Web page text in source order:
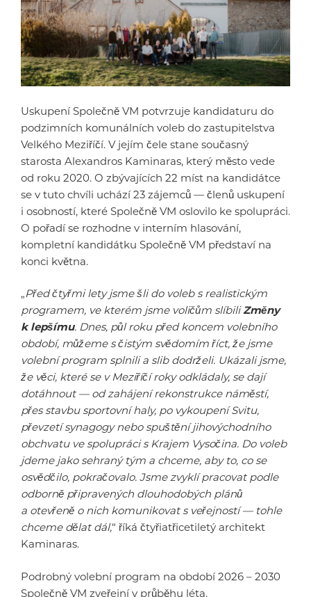
Uskupení Společně VM potvrzuje kandidaturu do
podzimních komunálních voleb do zastupitelstva
Velkého Meziříčí. V jejím čele stane současný
starosta Alexandros Kaminaras, který město vede
od roku 2020. O zbývajících 22 míst na kandidátce
se v tuto chvíli uchází 23 zájemců — členů uskupení
i osobností, které Společně VM oslovilo ke spolupráci.
O pořadí se rozhodne v interním hlasování,
kompletní kandidátku Společně VM představí na
konci května.
„Před čtyřmi lety jsme šli do voleb s realistickým
programem, ve kterém jsme voličům slíbiliZměny
k lepšímu. Dnes, půl roku před koncem volebního
období, můžeme s čistým svědomím říct, že jsme
volební program splnili a slib dodrželi. Ukázali jsme,
že věci, které se v Meziříčí roky odkládaly, se dají
dotáhnout — od zahájení rekonstrukce náměstí,
přes stavbu sportovní haly, po vykoupení Svitu,
převzetí synagogy nebo spuštění jihovýchodního
obchvatu ve spolupráci s Krajem Vysočina. Do voleb
jdeme jako sehraný tým a chceme, aby to, co se
osvědčilo, pokračovalo. Jsme zvyklí pracovat podle
odborně připravených dlouhodobých plánů
a otevřeně o nich komunikovat s veřejností — tohle
chceme dělat dál,“ říká čtyřiatřicetiletý architekt
Kaminaras.
Podrobný volební program na období 2026 – 2030
Společně VM zveřejní v průběhu léta.